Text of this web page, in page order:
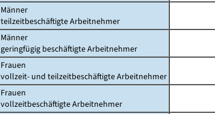
Männer
teilzeitbeschäftigte Arbeitnehmer
Männer
geringfügig beschäftigte Arbeitnehmer
Frauen
vollzeit- und teilzeitbeschäftigte Arbeitnehmer
Frauen
vollzeitbeschäftigte Arbeitnehmer